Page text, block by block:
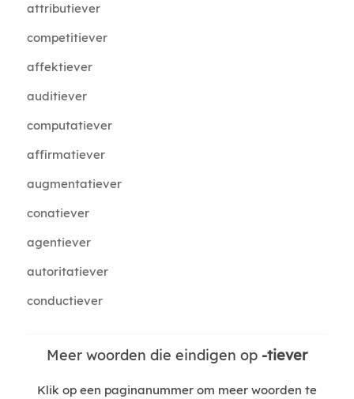
attributiever
competitiever
affektiever
auditiever
computatiever
affirmatiever
augmentatiever
conatiever
agentiever
autoritatiever
conductiever
Meer woorden die eindigen op -tiever
Klik op een paginanummer om meer woorden te